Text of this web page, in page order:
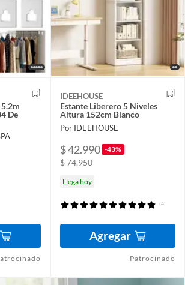
De
IDEEHOUSE
Estante Liberero 5 Niveles
Altura 152cm Blanco
Por IDEEHOUSE
$ 42.990 -43%
$ 74.950
Llega hoy
(4)
Agregar
Patrocinado